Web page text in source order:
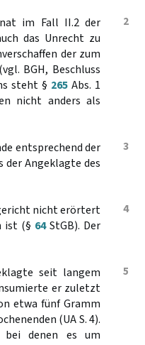
2
im Fall II.2 der
das Unrecht zu
der zum
BGH, Beschluss
steht § 265 Abs. 1
nicht anders als
3
entsprechend der
der Angeklagte des
4
nicht erörtert
ist (§ 64StGB). Der
5
seit langem
er zuletzt
etwa fünf Gramm
(UA S. 4).
bei denen es um